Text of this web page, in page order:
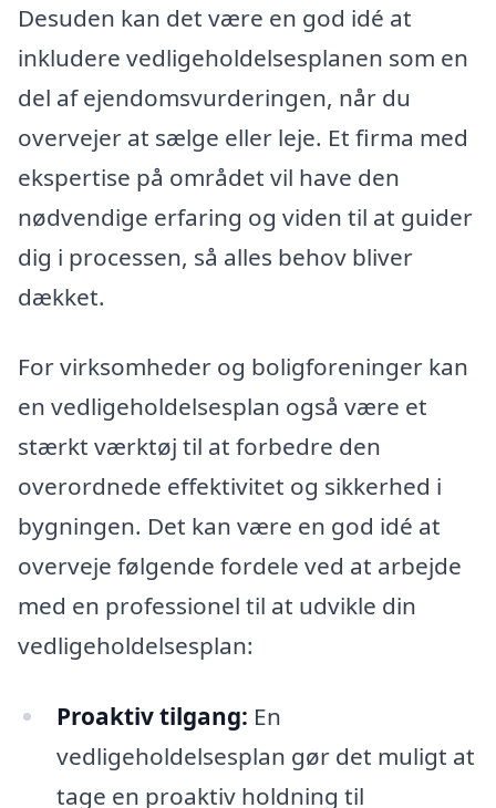
Desuden kan det være en god idé at
inkludere vedligeholdelsesplanen som en
del af ejendomsvurderingen, når du
overvejer at sælge eller leje. Et firma med
ekspertise på området vil have den
nødvendige erfaring og viden til at guider
dig i processen, så alles behov bliver
dækket.
For virksomheder og boligforeninger kan
en vedligeholdelsesplan også være et
stærkt værktøj til at forbedre den
overordnede effektivitet og sikkerhed i
bygningen. Det kan være en god idé at
overveje følgende fordele ved at arbejde
med en professionel til at udvikle din
vedligeholdelsesplan:
Proaktiv tilgang: En
vedligeholdelsesplan gør det muligt at
tage en proaktiv holdning til